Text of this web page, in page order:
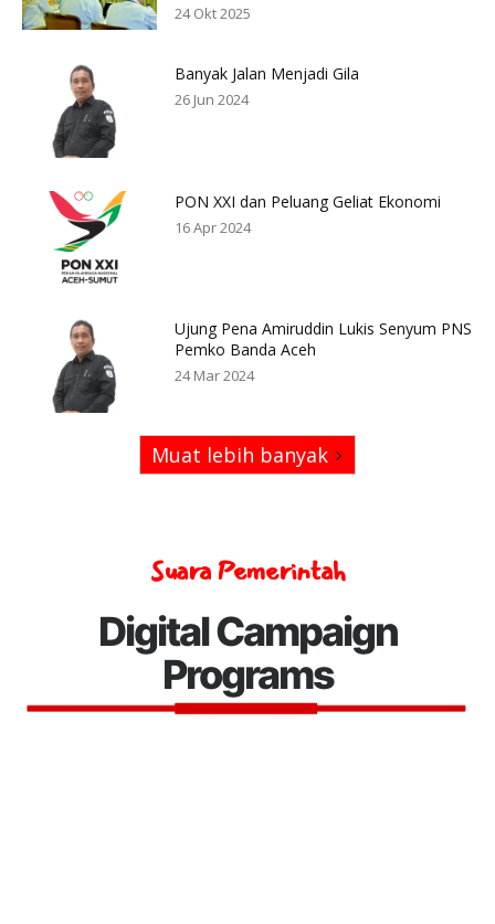
24 Okt 2025
Banyak Jalan Menjadi Gila
26 Jun 2024
PON XXI dan Peluang Geliat Ekonomi
16 Apr 2024
Ujung Pena Amiruddin Lukis Senyum PNS
Pemko Banda Aceh
24 Mar 2024
Muat lebih banyak
Suara Pemerintah
Digital Campaign
Programs